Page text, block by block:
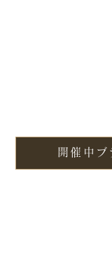
開催中